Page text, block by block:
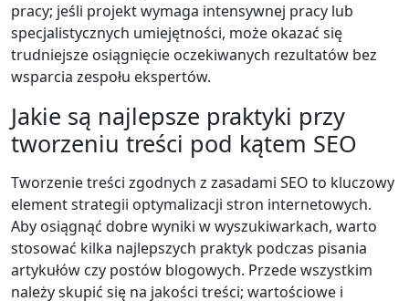
pracy; jeśli projekt wymaga intensywnej pracy lub
specjalistycznych umiejętności, może okazać się
trudniejsze osiągnięcie oczekiwanych rezultatów bez
wsparcia zespołu ekspertów.
Jakie są najlepsze praktyki przy
tworzeniu treści pod kątem SEO
Tworzenie treści zgodnych z zasadami SEO to kluczowy
element strategii optymalizacji stron internetowych.
Aby osiągnąć dobre wyniki w wyszukiwarkach, warto
stosować kilka najlepszych praktyk podczas pisania
artykułów czy postów blogowych. Przede wszystkim
należy skupić się na jakości treści; wartościowe i